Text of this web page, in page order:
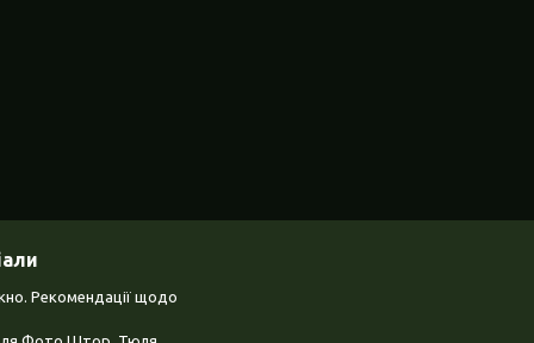
Рекомендації щодо